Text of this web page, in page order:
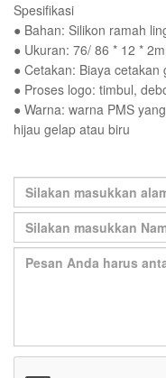
Spesifikasi
● Bahan: Silikon ramah
● Ukuran: 76/ 86 * 12 *
● Cetakan: Biaya
● Proses logo: timbul,
● Warna: warna PMS
hijau gelap atau biru